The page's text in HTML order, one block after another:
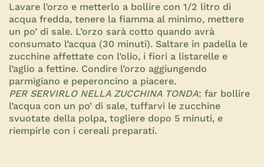
Lavare l’orzo e metterlo a bollire con 1/2 litro di
acqua fredda, tenere la fiamma al minimo, mettere
un po’ di sale. L’orzo sarà cotto quando avrà
consumato l’acqua (30 minuti). Saltare in padella le
zucchine affettate con l’olio, i fiori a listarelle e
l’aglio a fettine. Condire l’orzo aggiungendo
parmigiano e peperoncino a piacere.
PER SERVIRLO NELLA ZUCCHINA TONDA: far bollire
l’acqua con un po’ di sale, tuffarvi le zucchine
svuotate della polpa, togliere dopo 5 minuti, e
riempirle con i cereali preparati.